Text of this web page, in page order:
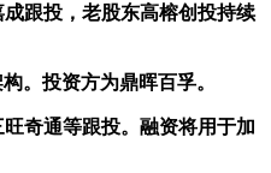
跟投，老股东高榕创投持续
。投资方为鼎晖百孚。
奇通等跟投。融资将用于加